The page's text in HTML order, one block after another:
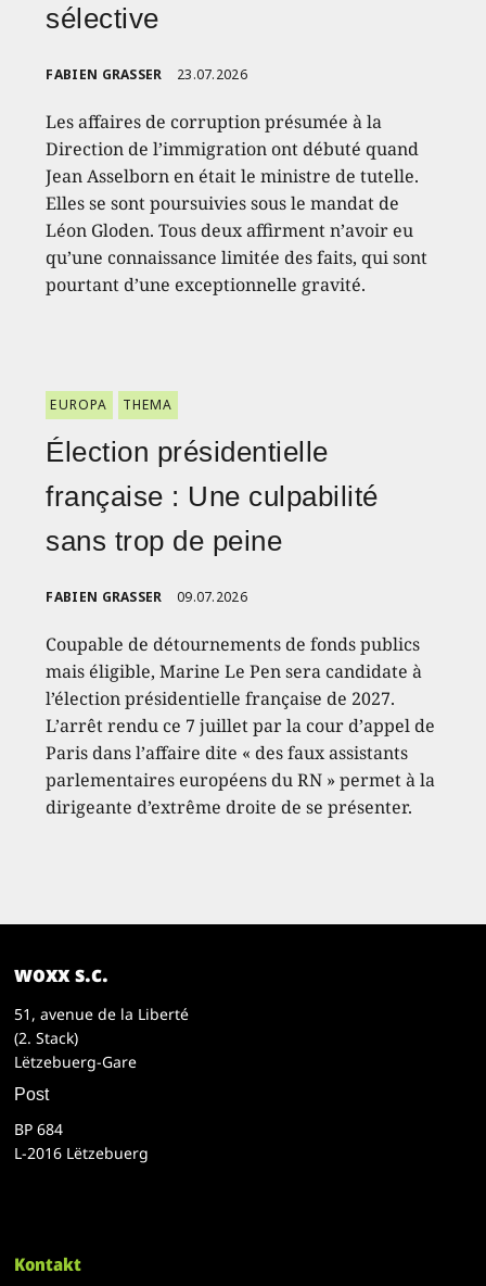
sélective
FABIEN GRASSER 23.07.2026
Les affaires de corruption présumée à la
Direction de l’immigration ont débuté quand
Jean Asselborn en était le ministre de tutelle.
Elles se sont poursuivies sous le mandat de
Léon Gloden. Tous deux affirment n’avoir eu
qu’une connaissance limitée des faits, qui sont
pourtant d’une exceptionnelle gravité.
EUROPA THEMA
Élection présidentielle
française : Une culpabilité
sans trop de peine
FABIEN GRASSER 09.07.2026
Coupable de détournements de fonds publics
mais éligible, Marine Le Pen sera candidate à
l’élection présidentielle française de 2027.
L’arrêt rendu ce 7 juillet par la cour d’appel de
Paris dans l’affaire dite « des faux assistants
parlementaires européens du RN » permet à la
dirigeante d’extrême droite de se présenter.
woxx s.c.
51, avenue de la Liberté
(2. Stack)
Lëtzebuerg-Gare
Post
BP 684
L-2016 Lëtzebuerg
Kontakt